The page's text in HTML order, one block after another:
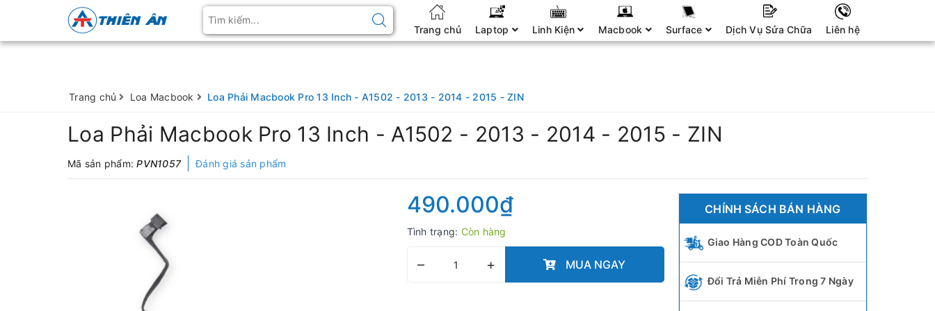
Trang chủ Laptop Linh Kiện Macbook Surface Dịch Vụ Sửa Chữa Liên hệ
Trang chủ Loa Macbook Loa Phải Macbook Pro 13 Inch - A1502 - 2013 - 2014 - 2015 - ZIN
Loa Phải Macbook Pro 13 Inch - A1502 - 2013 - 2014 - 2015 - ZIN
Mã sản phẩm:PVN1057 Đánh giá sản phẩm
490.000₫
Tình trạng: Còn hàng
– + MUA NGAY
CHÍNH SÁCH BÁN HÀNG
Giao Hàng COD Toàn Quốc
Đổi Trả Miễn Phí Trong 7 Ngày